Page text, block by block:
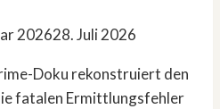
202628. Juli 2026
Doku rekonstruiert den
fatalen Ermittlungsfehler